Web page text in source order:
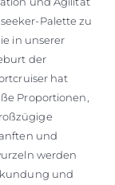
Palette zu
in unserer
der
hat
Proportionen,
und
werden
und